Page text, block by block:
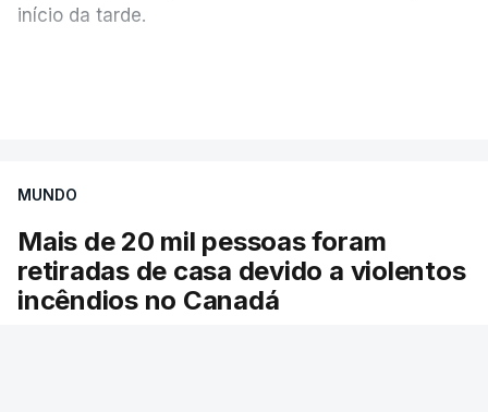
início da tarde.
MUNDO
Mais de 20 mil pessoas foram
retiradas de casa devido a violentos
incêndios no Canadá